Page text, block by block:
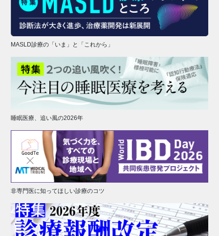
MASLD診療の「いま」と「これから」
睡眠医療、追い風の2026年
非専門医に知ってほしい診療のコツ